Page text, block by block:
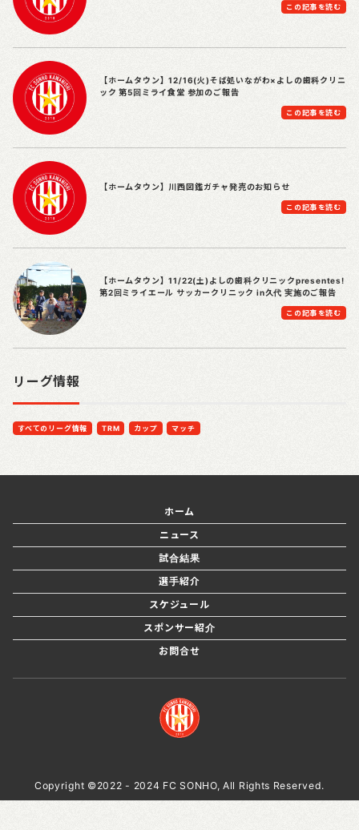
この記事を読む
【ホームタウン】12/16(火)そば処いながわ×よしの歯科クリニ
ック 第5回ミライ食堂 参加のご報告
この記事を読む
【ホームタウン】川西図鑑ガチャ発売のお知らせ
この記事を読む
【ホームタウン】11/22(土)よしの歯科クリニックpresentes!
第2回ミライエール サッカークリニック in久代 実施のご報告
この記事を読む
リーグ情報
すべてのリーグ情報 TRM カップ マッチ
ホーム
ニュース
試合結果
選手紹介
スケジュール
スポンサー紹介
お問合せ
Copyright ©2022 - 2024 FC SONHO, All Rights Reserved.